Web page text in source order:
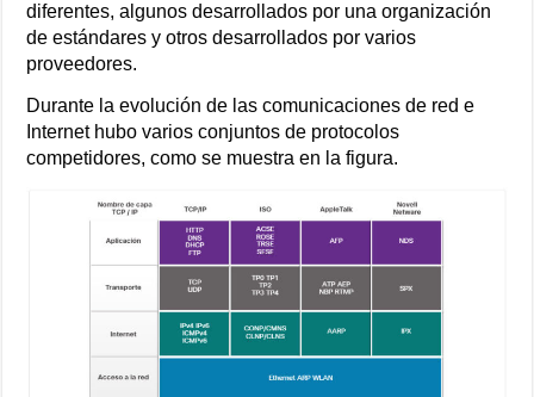
diferentes, algunos desarrollados por una organización
de estándares y otros desarrollados por varios
proveedores.
Durante la evolución de las comunicaciones de red e
Internet hubo varios conjuntos de protocolos
competidores, como se muestra en la figura.